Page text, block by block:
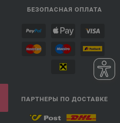
БЕЗОПАСНАЯ ОПЛАТА
ПАРТНЕРЫ ПО ДОСТАВКЕ